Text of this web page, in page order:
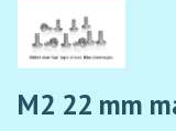
M2 22 mm